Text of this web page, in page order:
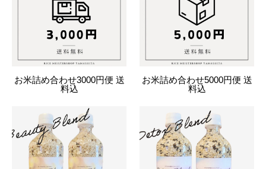
お米詰め合わせ3000円便 送
料込
お米詰め合わせ5000円便 送
料込